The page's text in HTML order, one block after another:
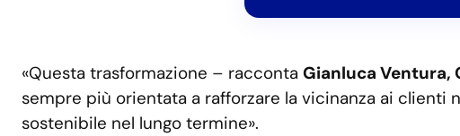
«Questa trasformazione – racconta Gianluca Ventura,
sempre più orientata a rafforzare la vicinanza ai
sostenibile nel lungo termine».